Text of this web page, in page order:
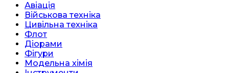
Авіація
Військова техніка
Цивільна техніка
Флот
Діорами
Фігури
Модельна хімія